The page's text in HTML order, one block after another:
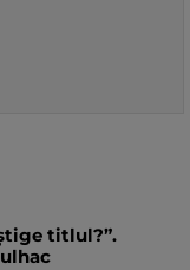
titlul?”.